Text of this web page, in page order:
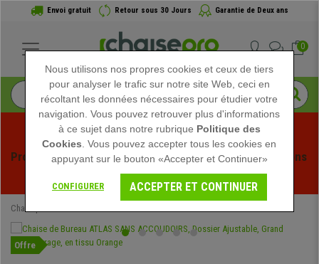
Envoi gratuit Retour sous 30 Jours Garantie de Deux ans
0
Profitez des soldes d'été chez Chaisepro ! Des réductions
exclusives pour une durée limitée - Voir l'offre
Chaisepro
Offre
Nous utilisons nos propres cookies et ceux de tiers
pour analyser le trafic sur notre site Web, ceci en
récoltant les données nécessaires pour étudier votre
navigation. Vous pouvez retrouver plus d'informations
à ce sujet dans notre rubrique Politique des
Cookies . Vous pouvez accepter tous les cookies en
appuyant sur le bouton «Accepter et Continuer»
CONFIGURER ACCEPTER ET CONTINUER